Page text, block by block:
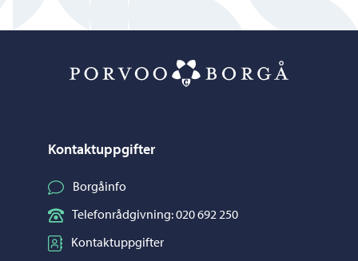
Kontaktuppgifter
Borgåinfo
Telefonrådgivning: 020 692 250
Kontaktuppgifter